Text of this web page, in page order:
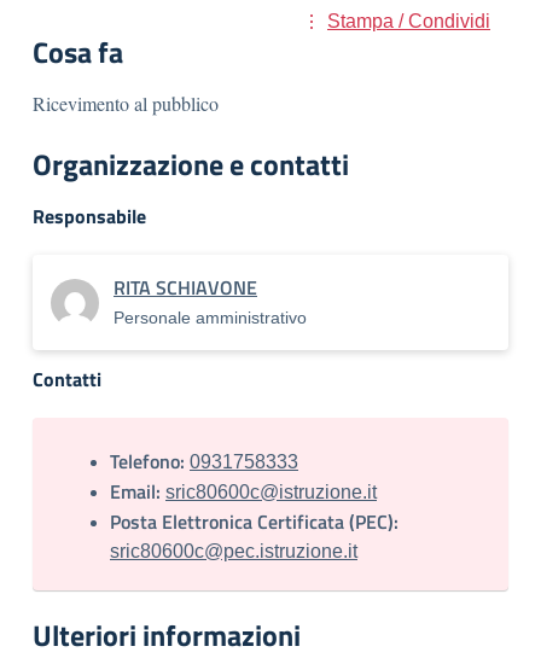
Stampa / Condividi
Cosa fa
Ricevimento al pubblico
Organizzazione e contatti
Responsabile
RITA SCHIAVONE
Personale amministrativo
Contatti
Telefono: 0931758333
Email: sric80600c@istruzione.it
Posta Elettronica Certificata (PEC):
sric80600c@pec.istruzione.it
Ulteriori informazioni